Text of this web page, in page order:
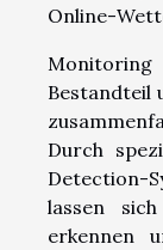
Online-
Bestandteil
Durch
Detection-
lassen
erkennen